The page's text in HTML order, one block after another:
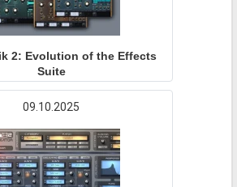
2: Evolution of the Effects
Suite
09.10.2025